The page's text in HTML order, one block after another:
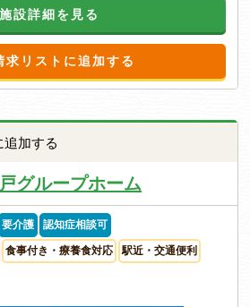
施設詳細を見る
求リストに追加する
追加する
グループホーム
要介護 認知症相談可
食事付き・療養食対応 駅近・交通便利